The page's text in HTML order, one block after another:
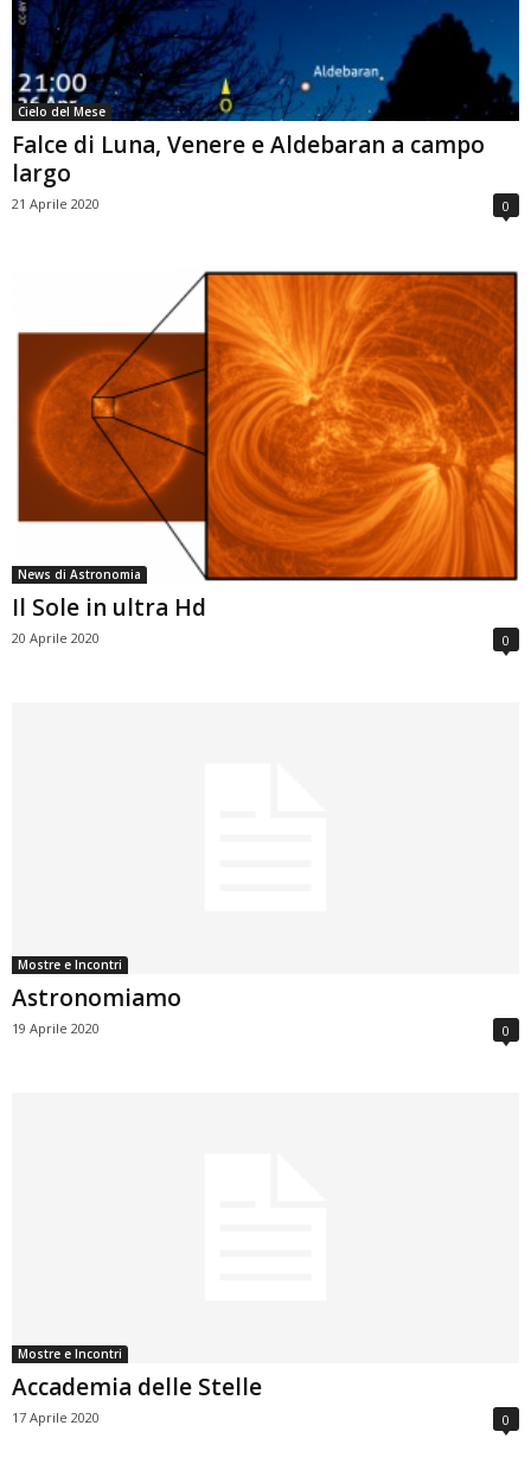
Cielo del Mese
Falce di Luna, Venere e Aldebaran a campo
largo
21 Aprile 2020 0
News di Astronomia
Il Sole in ultra Hd
20 Aprile 2020 0
Mostre e Incontri
Astronomiamo
19 Aprile 2020 0
Mostre e Incontri
Accademia delle Stelle
17 Aprile 2020 0